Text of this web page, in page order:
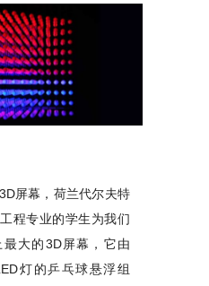
屏幕，荷兰代尔夫特
程专业的学生为我们
大的3D屏幕，它由
灯的乒乓球悬浮组